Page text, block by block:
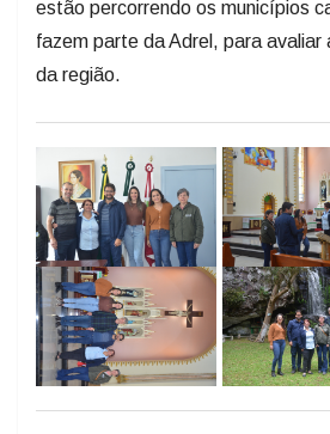
estão percorrendo os municípios
fazem parte da Adrel, para avaliar
da região.